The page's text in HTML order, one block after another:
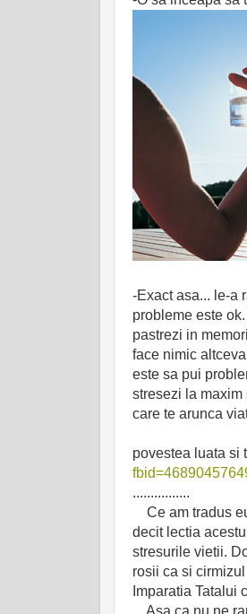
-Exact asa... le-a
probleme este
pastrezi in
face nimic
este sa pui
stresezi la maxim
care te arunca
povestea luata si
................
Ce am tradus
decit lectia
stresurile vietii.
rosii ca si
Imparatia Tatalui